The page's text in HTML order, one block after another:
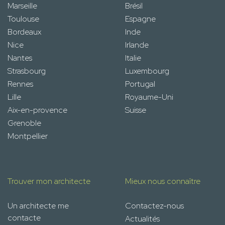
Marseille
Toulouse
Bordeaux
Nice
Nantes
Strasbourg
Rennes
Lille
Aix-en-provence
Grenoble
Montpellier
Brésil
Espagne
Inde
Irlande
Italie
Luxembourg
Portugal
Royaume-Uni
Suisse
Trouver mon architecte
Un architecte me
contacte
Mieux nous connaître
Contactez-nous
Actualités